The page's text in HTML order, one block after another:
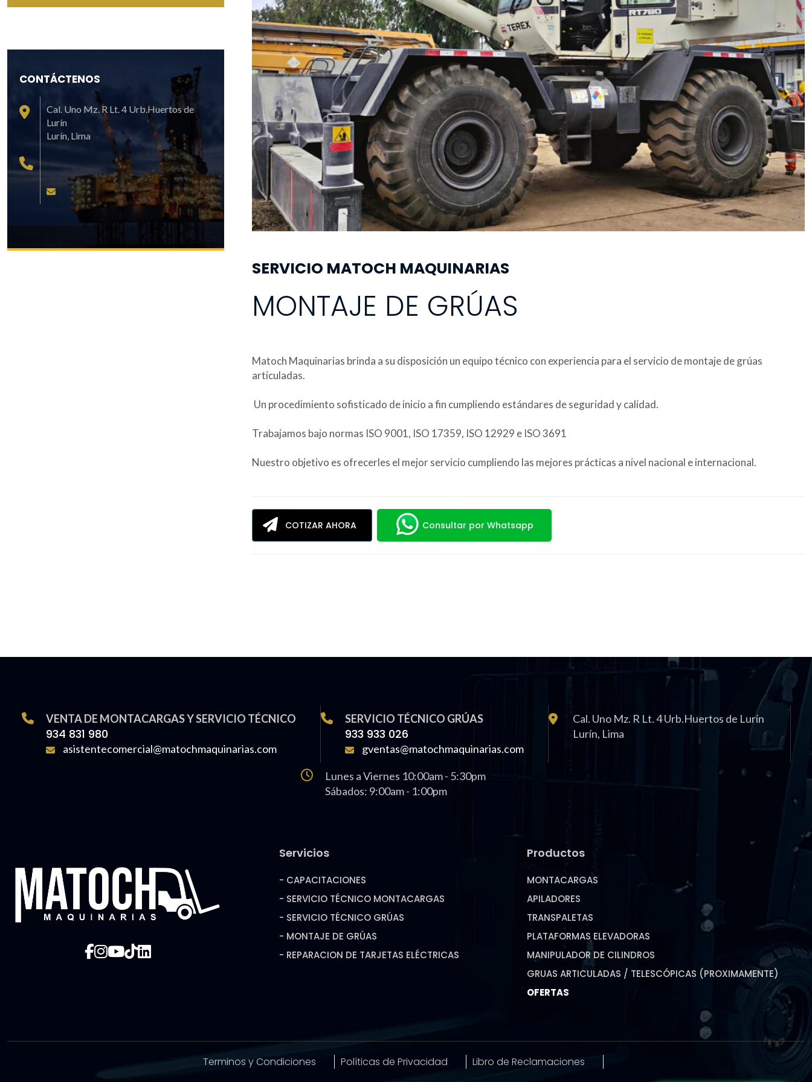
SERVICIO MATOCH MAQUINARIAS
MONTAJE DE GRÚAS
Matoch Maquinarias brinda a su disposición un equipo técnico con experiencia para el servicio de montaje de grúas
articuladas.
Un procedimiento sofisticado de inicio a fin cumpliendo estándares de seguridad y calidad.
Trabajamos bajo normas ISO 9001, ISO 17359, ISO 12929 e ISO 3691
Nuestro objetivo es ofrecerles el mejor servicio cumpliendo las mejores prácticas a nivel nacional e internacional.
COTIZAR AHORA Consultar por Whatsapp
CONTÁCTENOS
Cal. Uno Mz. R Lt. 4 Urb.Huertos de
Lurín
Lurí­n, Lima
VENTA DE MONTACARGAS Y SERVICIO TÉCNICO
934 831 980
asistentecomercial@matochmaquinarias.com
SERVICIO TÉCNICO GRÚAS
933 933 026
gventas@matochmaquinarias.com
Cal. Uno Mz. R Lt. 4 Urb.Huertos de Lurín
Lurí­n, Lima
Lunes a Viernes 10:00am - 5:30pm
Sábados: 9:00am - 1:00pm
Servicios
- CAPACITACIONES
- SERVICIO TÉCNICO MONTACARGAS
- SERVICIO TÉCNICO GRÚAS
- MONTAJE DE GRÚAS
- REPARACION DE TARJETAS ELÉCTRICAS
Productos
MONTACARGAS
APILADORES
TRANSPALETAS
PLATAFORMAS ELEVADORAS
MANIPULADOR DE CILINDROS
GRUAS ARTICULADAS / TELESCÓPICAS (PROXIMAMENTE)
OFERTAS
Terminos y Condiciones Políticas de Privacidad Libro de Reclamaciones